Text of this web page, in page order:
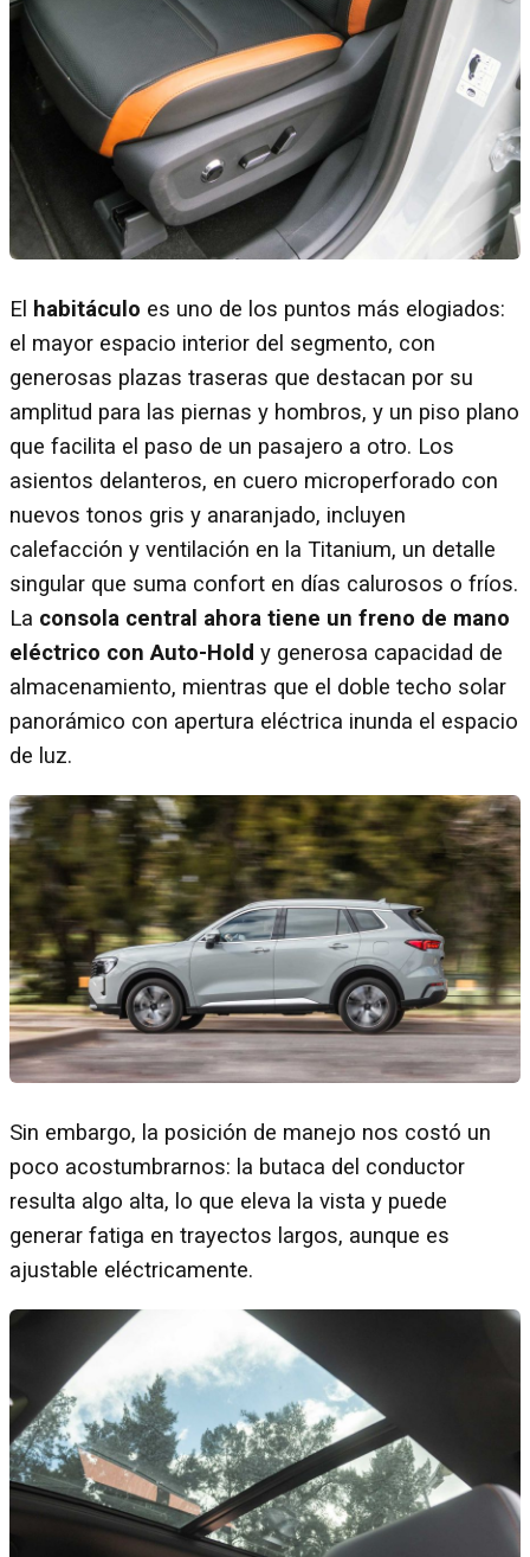
El habitáculo es uno de los puntos más elogiados:
el mayor espacio interior del segmento, con
generosas plazas traseras que destacan por su
amplitud para las piernas y hombros, y un piso plano
que facilita el paso de un pasajero a otro. Los
asientos delanteros, en cuero microperforado con
nuevos tonos gris y anaranjado, incluyen
calefacción y ventilación en la Titanium, un detalle
singular que suma confort en días calurosos o fríos.
La consola central ahora tiene un freno de mano
eléctrico con Auto-Hold y generosa capacidad de
almacenamiento, mientras que el doble techo solar
panorámico con apertura eléctrica inunda el espacio
de luz.
Sin embargo, la posición de manejo nos costó un
poco acostumbrarnos: la butaca del conductor
resulta algo alta, lo que eleva la vista y puede
generar fatiga en trayectos largos, aunque es
ajustable eléctricamente.